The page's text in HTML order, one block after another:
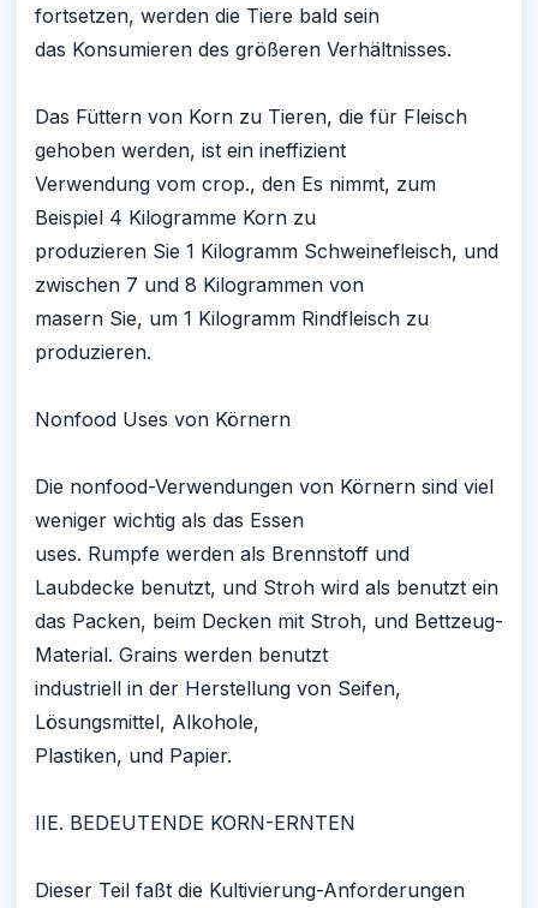
fortsetzen, werden die Tiere bald sein
das Konsumieren des größeren Verhältnisses.
Das Füttern von Korn zu Tieren, die für Fleisch
gehoben werden, ist ein ineffizient
Verwendung vom crop., den Es nimmt, zum
Beispiel 4 Kilogramme Korn zu
produzieren Sie 1 Kilogramm Schweinefleisch, und
zwischen 7 und 8 Kilogrammen von
masern Sie, um 1 Kilogramm Rindfleisch zu
produzieren.
Nonfood Uses von Körnern
Die nonfood-Verwendungen von Körnern sind viel
weniger wichtig als das Essen
uses. Rumpfe werden als Brennstoff und
Laubdecke benutzt, und Stroh wird als benutzt ein
das Packen, beim Decken mit Stroh, und Bettzeug-
Material. Grains werden benutzt
industriell in der Herstellung von Seifen,
Lösungsmittel, Alkohole,
Plastiken, und Papier.
IIE. BEDEUTENDE KORN-ERNTEN
Dieser Teil faßt die Kultivierung-Anforderungen